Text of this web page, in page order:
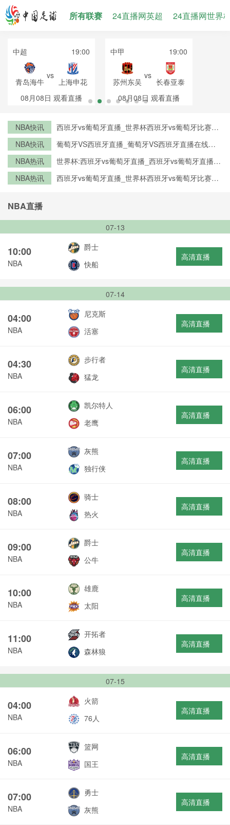
所有联赛 24直播网英超 24直播网世界
中超 19:00
青岛海牛
vs
上海申花
08月08日 观看直播
中甲 19:00
苏州东吴
vs
长春亚泰
08月08日 观看直播
NBA快讯
西班牙vs葡萄牙直播_世界杯西班牙vs葡萄牙比赛直
NBA快讯
葡萄牙VS西班牙直播_葡萄牙VS西班牙直播在线观
NBA热讯
世界杯:西班牙vs葡萄牙直播_西班牙vs葡萄牙直播免
清视频直播
NBA热讯
西班牙vs葡萄牙直播_世界杯西班牙vs葡萄牙比赛直
NBA直播
07-13
10:00
NBA
爵士
快船
高清直播
07-14
04:00
NBA
尼克斯
活塞
高清直播
04:30
NBA
步行者
猛龙
高清直播
06:00
NBA
凯尔特人
老鹰
高清直播
07:00
NBA
灰熊
独行侠
高清直播
08:00
NBA
骑士
热火
高清直播
09:00
NBA
爵士
公牛
高清直播
10:00
NBA
雄鹿
太阳
高清直播
11:00
NBA
开拓者
森林狼
高清直播
07-15
04:00
NBA
火箭
76人
高清直播
06:00
NBA
篮网
国王
高清直播
07:00
NBA
勇士
灰熊
高清直播